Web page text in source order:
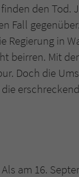
den Tod.
Fall
Regierung in
beirren. Mit
Doch die
am 16.
Couch Medien
Cookie
mit dem
des